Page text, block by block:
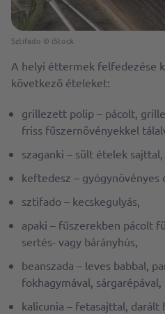
Sztifado © iStock
A helyi éttermek felfedezése
következő ételeket:
grillezett polip – pácolt,
friss fűszernövényekkel
szaganki – sült ételek sajttal,
keftedesz – gyógynövényes
sztifado – kecskegulyás,
apaki – fűszerekben pácolt
sertés- vagy bárányhús,
beanszada – leves babbal,
fokhagymával,
kalicunia – fetasajttal, darált